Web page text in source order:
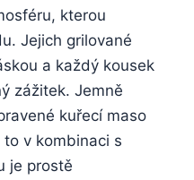
kterou⁤
⁢Jejich grilované
‍a​ každý‌ kousek
zážitek. Jemně
‌kuřecí maso
v kombinaci s
je prostě